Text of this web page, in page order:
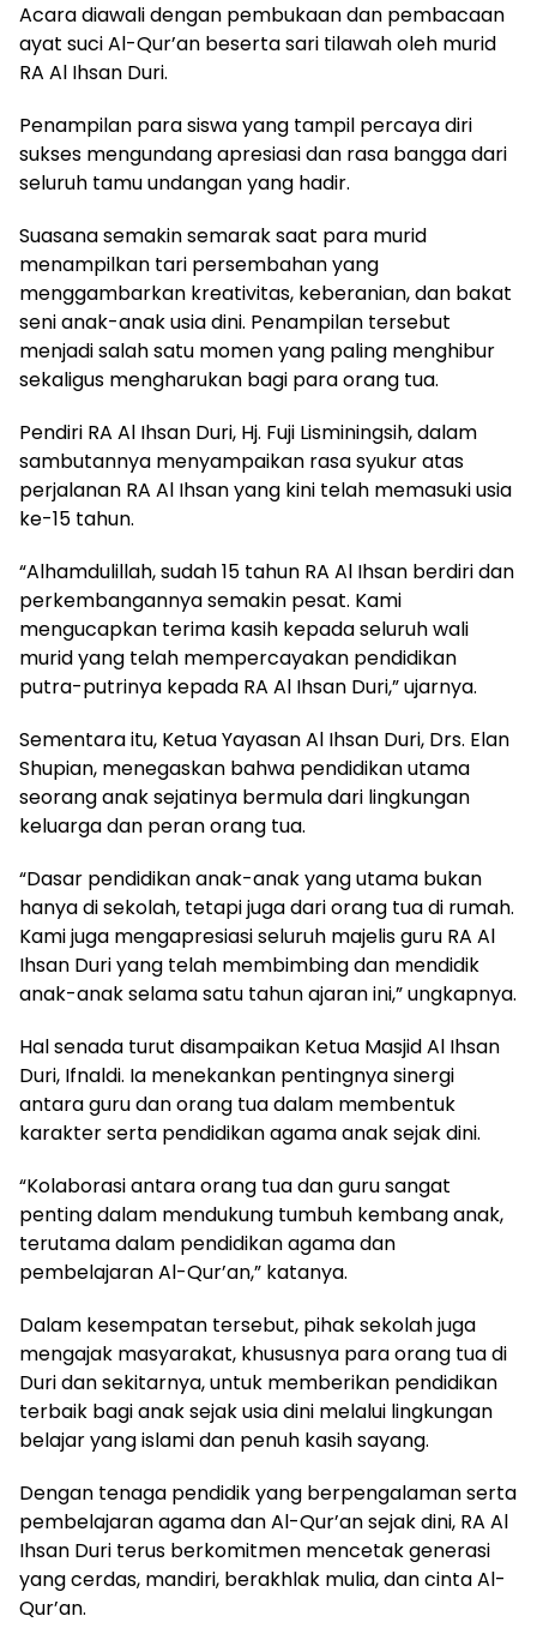
Acara diawali dengan pembukaan dan pembacaan
ayat suci Al-Qur’an beserta sari tilawah oleh murid
RA Al Ihsan Duri.
Penampilan para siswa yang tampil percaya diri
sukses mengundang apresiasi dan rasa bangga dari
seluruh tamu undangan yang hadir.
Suasana semakin semarak saat para murid
menampilkan tari persembahan yang
menggambarkan kreativitas, keberanian, dan bakat
seni anak-anak usia dini. Penampilan tersebut
menjadi salah satu momen yang paling menghibur
sekaligus mengharukan bagi para orang tua.
Pendiri RA Al Ihsan Duri, Hj. Fuji Lisminingsih, dalam
sambutannya menyampaikan rasa syukur atas
perjalanan RA Al Ihsan yang kini telah memasuki usia
ke-15 tahun.
“Alhamdulillah, sudah 15 tahun RA Al Ihsan berdiri dan
perkembangannya semakin pesat. Kami
mengucapkan terima kasih kepada seluruh wali
murid yang telah mempercayakan pendidikan
putra-putrinya kepada RA Al Ihsan Duri,” ujarnya.
Sementara itu, Ketua Yayasan Al Ihsan Duri, Drs. Elan
Shupian, menegaskan bahwa pendidikan utama
seorang anak sejatinya bermula dari lingkungan
keluarga dan peran orang tua.
“Dasar pendidikan anak-anak yang utama bukan
hanya di sekolah, tetapi juga dari orang tua di rumah.
Kami juga mengapresiasi seluruh majelis guru RA Al
Ihsan Duri yang telah membimbing dan mendidik
anak-anak selama satu tahun ajaran ini,” ungkapnya.
Hal senada turut disampaikan Ketua Masjid Al Ihsan
Duri, Ifnaldi. Ia menekankan pentingnya sinergi
antara guru dan orang tua dalam membentuk
karakter serta pendidikan agama anak sejak dini.
“Kolaborasi antara orang tua dan guru sangat
penting dalam mendukung tumbuh kembang anak,
terutama dalam pendidikan agama dan
pembelajaran Al-Qur’an,” katanya.
Dalam kesempatan tersebut, pihak sekolah juga
mengajak masyarakat, khususnya para orang tua di
Duri dan sekitarnya, untuk memberikan pendidikan
terbaik bagi anak sejak usia dini melalui lingkungan
belajar yang islami dan penuh kasih sayang.
Dengan tenaga pendidik yang berpengalaman serta
pembelajaran agama dan Al-Qur’an sejak dini, RA Al
Ihsan Duri terus berkomitmen mencetak generasi
yang cerdas, mandiri, berakhlak mulia, dan cinta Al-
Qur’an.